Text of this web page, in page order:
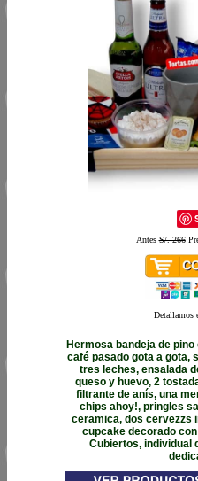
AntesS/. 266
Detallamos
Hermosa bandeja de
café pasado gota a gota,
tres leches, ensalada
queso y huevo, 2
filtrante de anís, una
chips ahoy!, pringles
ceramica, dos cervezzs
cupcake decorado
Cubiertos, individual